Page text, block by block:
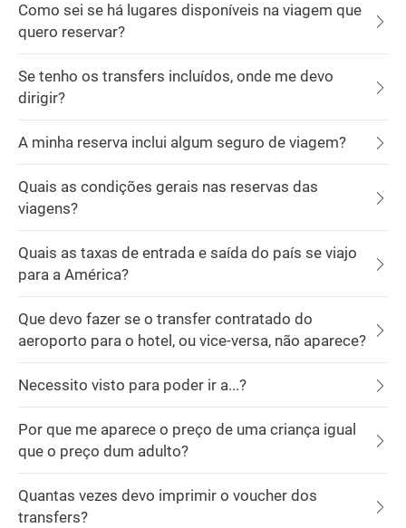
Como sei se há lugares disponíveis na viagem que
quero reservar?
Se tenho os transfers incluídos, onde me devo
dirigir?
A minha reserva inclui algum seguro de viagem?
Quais as condições gerais nas reservas das
viagens?
Quais as taxas de entrada e saída do país se viajo
para a América?
Que devo fazer se o transfer contratado do
aeroporto para o hotel, ou vice-versa, não aparece?
Necessito visto para poder ir a...?
Por que me aparece o preço de uma criança igual
que o preço dum adulto?
Quantas vezes devo imprimir o voucher dos
transfers?